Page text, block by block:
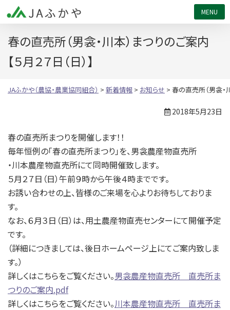
春の直売所（男衾・川本）まつりのご案内
【５月２７日（日）】
JAふかや（農協・農業協同組合） > 新着情報 > お知らせ > 春の直売所（男衾・
2018年5月23日
春の直売所まつりを開催します！！
毎年恒例の「春の直売所まつり」を、男衾農産物直売所
・川本農産物直売所にて同時開催致します。
５月２７日（日）午前９時から午後４時までです。
お誘い合わせの上、皆様のご来場を心よりお待ちしておりま
す。
なお、６月３日（日）は、用土農産物直売センターにて開催予定
です。
（詳細につきましては、後日ホームページ上にてご案内致しま
す。）
詳しくはこちらをご覧ください。男衾農産物直売所 直売所ま
つりのご案内.pdf
詳しくはこちらをご覧ください。川本農産物直売所 直売所ま